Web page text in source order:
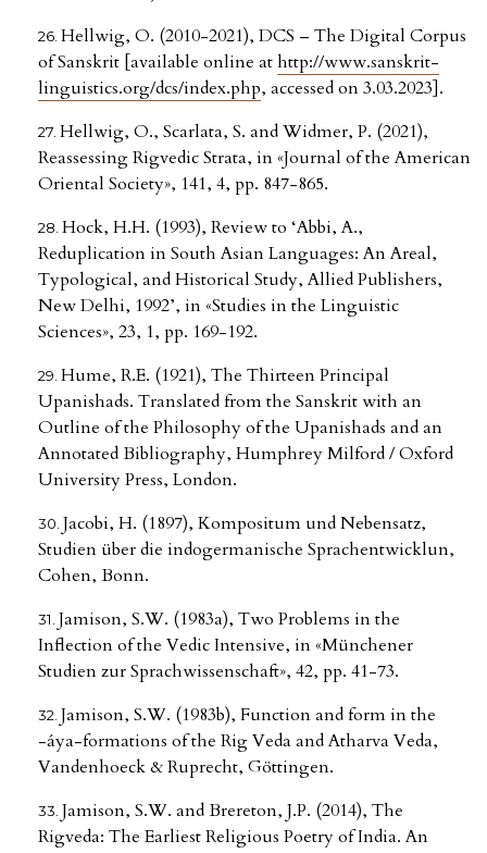
Hellwig, O. (2010-2021), DCS – The Digital Corpus
of Sanskrit [available online athttp://www.sanskrit-
linguistics.org/dcs/index.php, accessed on 3.03.2023].
Hellwig, O., Scarlata, S. and Widmer, P. (2021),
Reassessing Rigvedic Strata, in «Journal of the American
Oriental Society», 141, 4, pp. 847-865.
Hock, H.H. (1993), Review to ‘Abbi, A.,
Reduplication in South Asian Languages: An Areal,
Typological, and Historical Study, Allied Publishers,
New Delhi, 1992’, in «Studies in the Linguistic
Sciences», 23, 1, pp. 169-192.
Hume, R.E. (1921), The Thirteen Principal
Upanishads. Translated from the Sanskrit with an
Outline of the Philosophy of the Upanishads and an
Annotated Bibliography, Humphrey Milford / Oxford
University Press, London.
Jacobi, H. (1897), Kompositum und Nebensatz,
Studien über die indogermanische Sprachentwicklun,
Cohen, Bonn.
Jamison, S.W. (1983a), Two Problems in the
Inflection of the Vedic Intensive, in «Münchener
Studien zur Sprachwissenschaft», 42, pp. 41-73.
Jamison, S.W. (1983b), Function and form in the
-áya-formations of the Rig Veda and Atharva Veda,
Vandenhoeck & Ruprecht, Göttingen.
Jamison, S.W. and Brereton, J.P. (2014), The
Rigveda: The Earliest Religious Poetry of India. An